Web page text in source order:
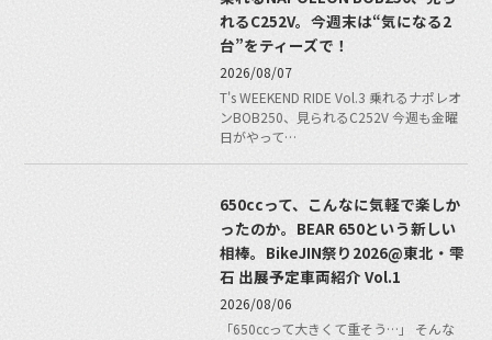
れるC252V。今週末は“気になる2
台”をティーズで！
2026/08/07
T's WEEKEND RIDE Vol.3 乗れるナポレオ
ンBOB250、見られるC252V 今週も金曜
日がやって…
650ccって、こんなに気軽で楽しか
ったのか。BEAR 650という新しい
相棒。BikeJIN祭り2026@東北・雫
石 出展予定車両紹介 Vol.1
2026/08/06
「650ccって大きくて重そう…」 そんな